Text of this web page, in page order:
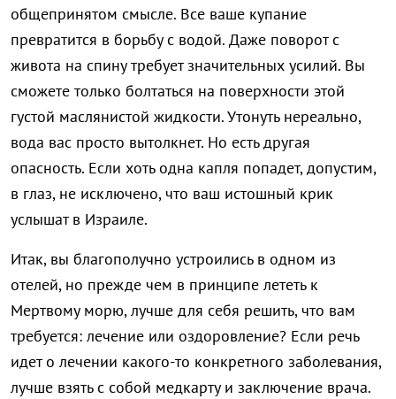
общепринятом смысле. Все ваше купание
превратится в борьбу с водой. Даже поворот с
живота на спину требует значительных усилий. Вы
сможете только болтаться на поверхности этой
густой маслянистой жидкости. Утонуть нереально,
вода вас просто вытолкнет. Но есть другая
опасность. Если хоть одна капля попадет, допустим,
в глаз, не исключено, что ваш истошный крик
услышат в Израиле.
Итак, вы благополучно устроились в одном из
отелей, но прежде чем в принципе лететь к
Мертвому морю, лучше для себя решить, что вам
требуется: лечение или оздоровление? Если речь
идет о лечении какого-то конкретного заболевания,
лучше взять с собой медкарту и заключение врача.